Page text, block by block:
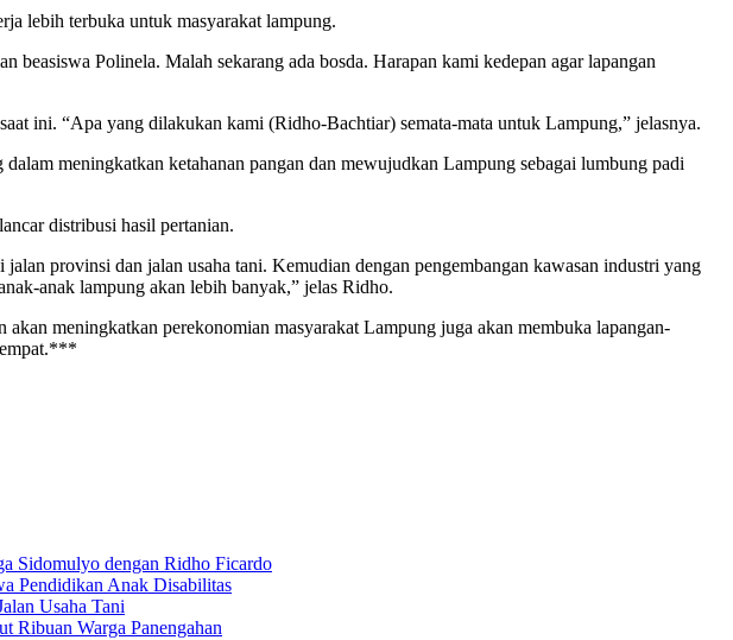
lebih terbuka untuk masyarakat lampung.
Polinela. Malah sekarang ada bosda. Harapan kami kedepan agar lapangan
ini. “Apa yang dilakukan kami (Ridho-Bachtiar) semata-mata untuk Lampung,” jelasnya.
meningkatkan ketahanan pangan dan mewujudkan Lampung sebagai lumbung padi
distribusi hasil pertanian.
provinsi dan jalan usaha tani. Kemudian dengan pengembangan kawasan industri yang
anak lampung akan lebih banyak,” jelas Ridho.
meningkatkan perekonomian masyarakat Lampung juga akan membuka lapangan-
Sidomulyo dengan Ridho Ficardo
Pendidikan Anak Disabilitas
Usaha Tani
Ribuan Warga Panengahan